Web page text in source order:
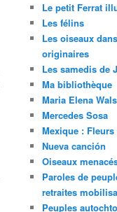
Le petit Ferrat
Les félins
Les oiseaux
originaires
Les samedis de
Ma bibliothèque
Maria Elena
Mercedes Sosa
Mexique :
Nueva canción
Oiseaux
Paroles de
retraites
Peuples